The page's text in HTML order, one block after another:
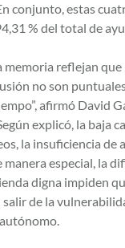
conjunto, estas
% del total de
memoria reflejan
no son
afirmó David
explicó, la baja
la insuficiencia de
manera especial, la
digna impiden
de la